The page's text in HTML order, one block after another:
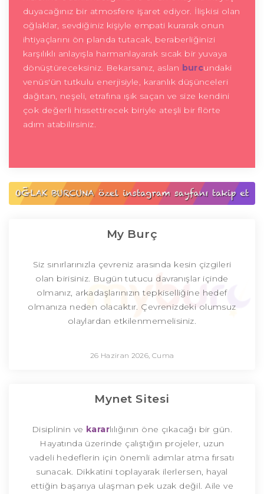
duyacağınız bir atmosfere işaret ediyor. İlişkisi olan
oğlaklar, sevdiğiniz kişiyle empati kurarak onun
ihtiyaçlarını ön planda tutacak, beraberliğinizi
karşılıklı anlayışla harmanlayarak sıcak bir yuvaya
dönüştüreceksiniz. Bekarsanız, aslan burcundaki
venüs'ün tutkulu enerjisiyle, karanlık düşünceleri
dağıtan, neşeli, etrafına ışık saçan ve size kendini
çok değerli hissettirecek biriyle ateşli bir flörte
adım atabilirsiniz.
My Burç
Siz sınırlarınızla çevreniz arasında kesin çizgileri
olan birisiniz. Bugün tutucu davranışlar içinde
olmanız, arkadaşlarınızın tepkiselliğine hedef
olmanıza neden olacaktır. Çevrenizdeki olumsuz
olaylardan etkilenmemelisiniz.
26 Haziran 2026, Cuma
Mynet Sitesi
Disiplinin ve kararlılığının öne çıkacağı bir gün.
Hayatında üzerinde çalıştığın projeler, uzun
vadeli hedeflerin için önemli adımlar atma fırsatı
sunacak. Dikkatini toplayarak ilerlersen, hayal
ettiğin başarıya ulaşman pek uzak değil. Aile ve